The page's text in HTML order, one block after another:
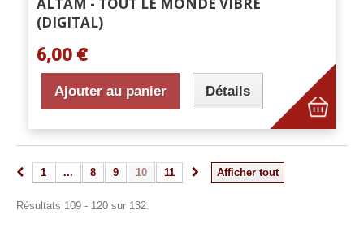
(DIGITAL)
6,00 €
Ajouter au panier Détails
Afficher tout
1 ... 8 9 10 11
Résultats 109 - 120 sur 132.